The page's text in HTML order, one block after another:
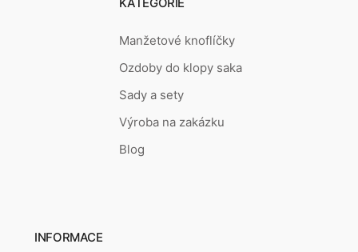
KATEGORIE
Manžetové knoflíčky
Ozdoby do klopy saka
Sady a sety
Výroba na zakázku
Blog
INFORMACE